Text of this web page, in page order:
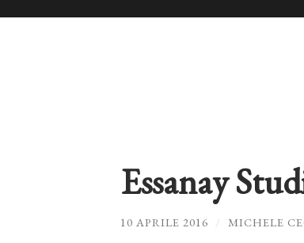
Essanay
10 APRILE 2016 / MICHELE